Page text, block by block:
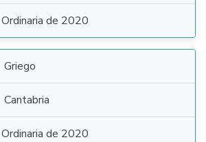
Ordinaria de 2020
Griego
Cantabria
Ordinaria de 2020